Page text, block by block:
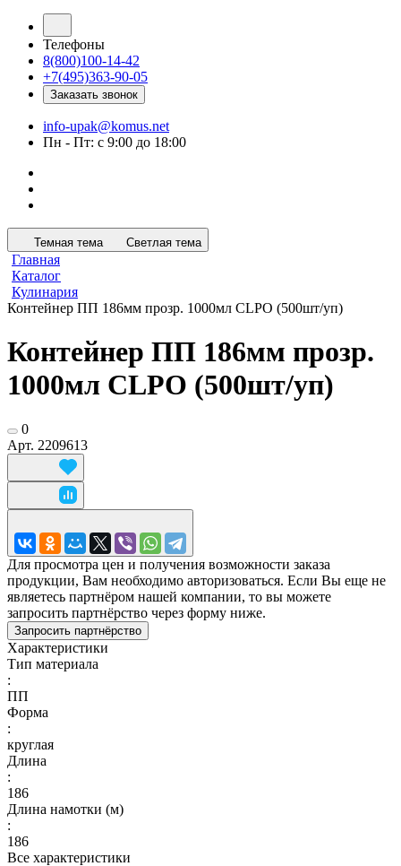
Телефоны
8(800)100-14-42
+7(495)363-90-05
Заказать звонок
info-upak@komus.net
Пн - Пт: с 9:00 до 18:00
Темная тема Светлая тема
Главная
Каталог
Кулинария
Контейнер ПП 186мм прозр. 1000мл CLPO (500шт/уп)
Контейнер ПП 186мм прозр.
1000мл CLPO (500шт/уп)
0
Арт. 2209613
Для просмотра цен и получения возможности заказа
продукции, Вам необходимо авторизоваться. Если Вы еще не
являетесь партнёром нашей компании, то вы можете
запросить партнёрство через форму ниже.
Запросить партнёрство
Характеристики
Тип материала
:
ПП
Форма
:
круглая
Длина
:
186
Длина намотки (м)
:
186
Все характеристики